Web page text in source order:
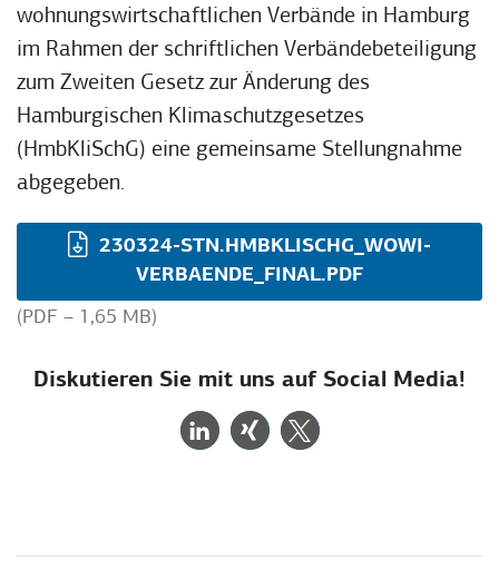
wohnungswirtschaftlichen Verbände in Hamburg
im Rahmen der schriftlichen Verbändebeteiligung
zum Zweiten Gesetz zur Änderung des
Hamburgischen Klimaschutzgesetzes
(HmbKliSchG) eine gemeinsame Stellungnahme
abgegeben.
230324-STN.HMBKLISCHG_WOWI-
VERBAENDE_FINAL.PDF
(PDF – 1,65 MB)
Diskutieren Sie mit uns auf Social Media!